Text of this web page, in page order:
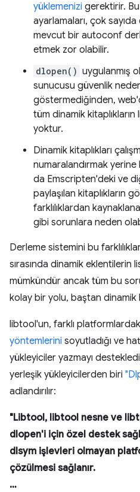
yüklemenizi gerektirir.
ayarlamaları, çok
mevcut bir autoconf
etmek zor olabilir.
dlopen() uygulanmış
sunucusu güvenlik
göstermediğinden,
tüm dinamik
yoktur.
Dinamik kitaplıkları
numaralandırmak
da Emscripten'deki ve
paylaşılan kitaplıkların
farklılıklardan
gibi sorunlara neden
Derleme sistemini bu
sırasında dinamik eklentilerin
mümkündür ancak tüm bu
kolay bir yolu, baştan dinamik
libtool'un, farklı
yöntemlerini soyutladığı ve
yükleyiciler yazmayı
yerleşik yükleyicilerden biri
adlandırılır:
"Libtool, libtool nesne ve
dlopen'i için özel destek
dlsym işlevleri olmayan
çözülmesi sağlanır.
…